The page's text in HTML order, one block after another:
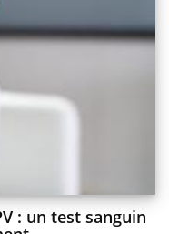
: un test sanguin